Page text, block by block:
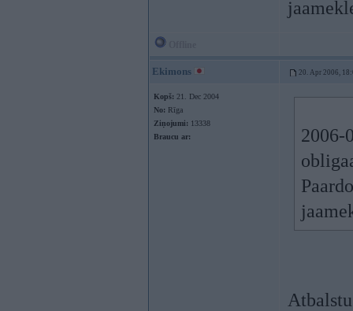
Ekimons 20. Apr 2006,
Kopš: 21. Dec 2004
No: Rīga
Ziņojumi: 13338
Braucu ar:
2006-
Atbalstu